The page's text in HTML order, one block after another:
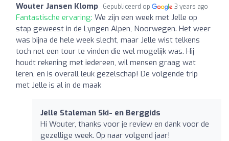
Wouter Jansen Klomp Gepubliceerd op 3 years ago
Fantastische ervaring: We zijn een week met Jelle op
stap geweest in de Lyngen Alpen, Noorwegen. Het weer
was bijna de hele week slecht, maar Jelle wist telkens
toch net een tour te vinden die wel mogelijk was. Hij
houdt rekening met iedereen, wil mensen graag wat
leren, en is overall leuk gezelschap! De volgende trip
met Jelle is al in de maak
Jelle Staleman Ski- en Berggids
Hi Wouter, thanks voor je review en dank voor de
gezellige week. Op naar volgend jaar!